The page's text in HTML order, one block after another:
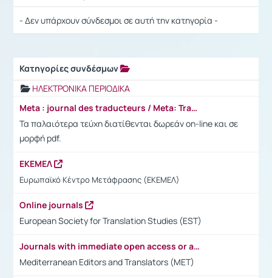
- Δεν υπάρχουν σύνδεσμοι σε αυτή την κατηγορία -
Κατηγορίες συνδέσμων
ΗΛΕΚΤΡΟΝΙΚΑ ΠΕΡΙΟΔΙΚΑ
Meta : journal des traducteurs / Meta: Translators' Journal
Τα παλαιότερα τεύχη διατίθενται δωρεάν on-line και σε
μορφή pdf.
ΕΚΕΜΕΛ
Ευρωπαϊκό Κέντρο Μετάφρασης (ΕΚΕΜΕΛ)
Online journals
European Society for Translation Studies (EST)
Journals with immediate open access or access after 6 months
Mediterranean Editors and Translators (MET)